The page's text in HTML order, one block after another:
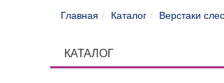
Главная Каталог Верстаки
КАТАЛОГ